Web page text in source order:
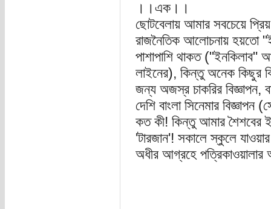
।।এক।।
ছোটবেলায় আমার সবচেয়ে
রাজনৈতিক আলোচনায় হয়তো
পাশাপাশি থাকত ("ইনকিলাব"
লাইনের), কিন্তু অনেক কিছুর
জন্য অজস্র চাকরির বিজ্ঞাপন,
দেশি বাংলা সিনেমার
কত কী! কিন্তু আমার শৈশবের
'টারজান'! সকালে স্কুলে
অধীর আগ্রহে পত্রিকাওয়ালার